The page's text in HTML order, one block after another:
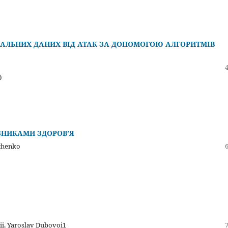
ДАНИХ ВІД АТАК ЗА ДОПОМОГОЮ АЛГОРИТМІВ
ЗДОРОВ’Я
Yaroslav Dubovoi1